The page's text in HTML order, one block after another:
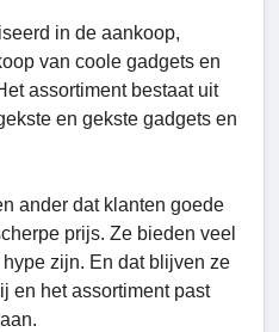
in de aankoop,
van coole gadgets en
assortiment bestaat uit
en gekste gadgets en
ander dat klanten goede
prijs. Ze bieden veel
zijn. En dat blijven ze
en het assortiment past